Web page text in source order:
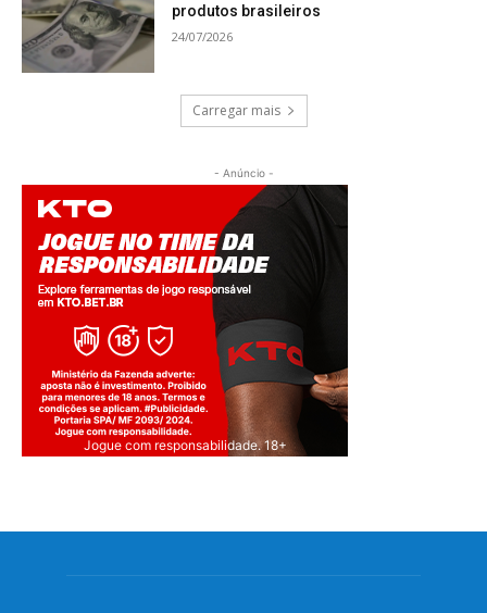
produtos brasileiros
24/07/2026
Carregar mais
- Anúncio -
Jogue com responsabilidade. 18+